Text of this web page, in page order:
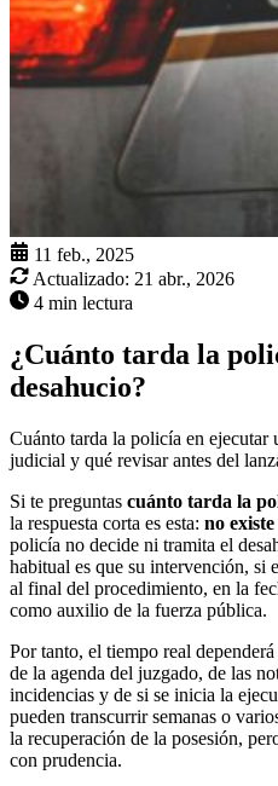
11 feb., 2025
Actualizado: 21 abr., 2026
4 min lectura
¿Cuánto tarda la
desahucio?
Cuánto tarda la policía en ejecutar
judicial y qué revisar antes del
Si te preguntas cuánto tarda la
la respuesta corta es esta: no
policía no decide ni tramita el
habitual es que su intervención, si
al final del procedimiento, en la
como auxilio de la fuerza pública.
Por tanto, el tiempo real dependerá
de la agenda del juzgado, de las
incidencias y de si se inicia la
pueden transcurrir semanas o
la recuperación de la posesión,
con prudencia.